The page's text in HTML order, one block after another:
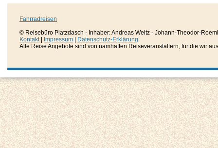
Fahrradreisen
© Reisebüro Platzdasch - Inhaber: Andreas Weitz - Johann-Theodor-
Kontakt| Impressum
Datenschutz-Erklärung
Alle Reise Angebote sind von namhaften Reiseveranstaltern, für die wir